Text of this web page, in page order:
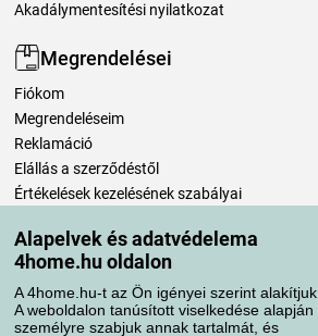
Alapelvek és adatvédelema
4home.hu oldalon
A 4home.hu-t az Ön igényei szerint alakítjuk.
A weboldalon tanúsított viselkedése alapján
személyre szabjuk annak tartalmát, és
Akadálymentesítési nyilatkozat
Megrendelései
Fiókom
Megrendeléseim
Reklamáció
Elállás a szerződéstől
Értékelések kezelésének szabályai
Szállítási módok
Fizetési módok